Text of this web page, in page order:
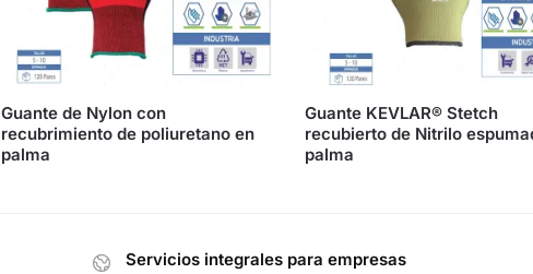
Guante de Nylon con
recubrimiento de poliuretano en
palma
Guante KEVLAR® Stetch
recubierto de Nitrilo
palma
Servicios integrales para empresas